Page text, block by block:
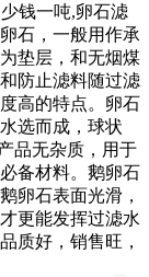
钱一吨,卵石滤
石，一般用作承
垫层，和无烟煤
防止滤料随过滤
高的特点。卵石
选而成，球状
品无杂质，用于
备材料。鹅卵石
卵石表面光滑，
更能发挥过滤水
质好，销售旺，